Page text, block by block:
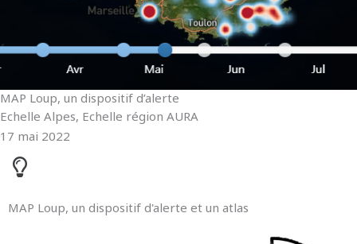
MAP Loup, un dispositif d’alerte
Echelle Alpes, Echelle région AURA
17 mai 2022
MAP Loup, un dispositif d'alerte et un atlas